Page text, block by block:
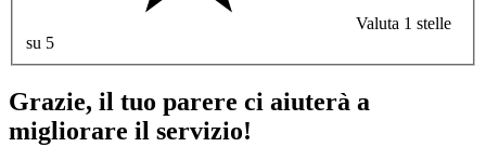
Valuta 1 stelle
su 5
Grazie, il tuo parere ci aiuterà a
migliorare il servizio!